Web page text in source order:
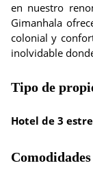
en nuestro
Gimanhala
colonial y
inolvidable
Tipo de
Hotel de 3
Comodidades